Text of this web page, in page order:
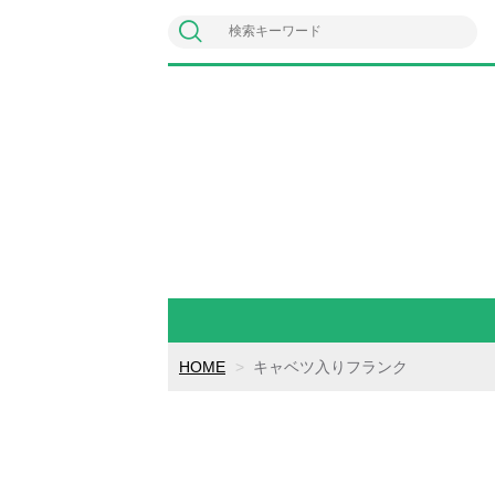
HOME キャベツ入りフランク